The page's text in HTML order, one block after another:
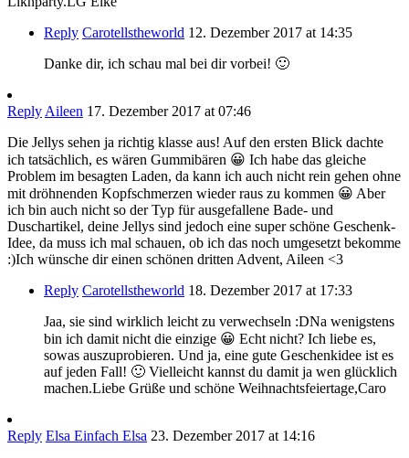
Reply Carotellstheworld 12. Dezember 2017 at 14:35
Danke dir, ich schau mal bei dir vorbei! 🙂
ReplyAileen 17. Dezember 2017 at 07:46
Die Jellys sehen ja richtig klasse aus! Auf den ersten Blick dachte
ich tatsächlich, es wären Gummibären 😀 Ich habe das gleiche
Problem im besagten Laden, da kann ich auch nicht rein gehen ohne
mit dröhnenden Kopfschmerzen wieder raus zu kommen 😀 Aber
ich bin auch nicht so der Typ für ausgefallene Bade- und
Duschartikel, deine Jellys sind jedoch eine super schöne Geschenk-
Idee, da muss ich mal schauen, ob ich das noch umgesetzt bekomme
:)Ich wünsche dir einen schönen dritten Advent, Aileen <3
Reply Carotellstheworld 18. Dezember 2017 at 17:33
Jaa, sie sind wirklich leicht zu verwechseln :DNa wenigstens
bin ich damit nicht die einzige 😀 Echt nicht? Ich liebe es,
sowas auszuprobieren. Und ja, eine gute Geschenkidee ist es
auf jeden Fall! 🙂 Vielleicht kannst du damit ja wen glücklich
machen.Liebe Grüße und schöne Weihnachtsfeiertage,Caro
Reply Elsa Einfach Elsa 23. Dezember 2017 at 14:16